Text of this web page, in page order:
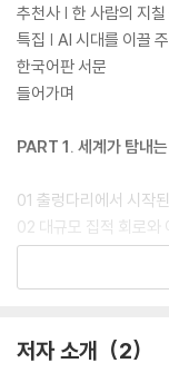
장인 젠슨 황의 비전, 리
이 보여준다. 스마트폰
머스크가 열었다면, 오
바로 젠슨 황이 만들어
추천사 | 한 사람의 지
특집 | AI 시대를 이끌
한국어판 서문
들어가며
PART 1. 세계가 탐내
01 출렁다리에서 시작
02 대규모 집적 회로와
03 엔비디아, 새로운
04 30일, 살아남느냐,
07 데스매치, 빛의 속도
저자 소개 2